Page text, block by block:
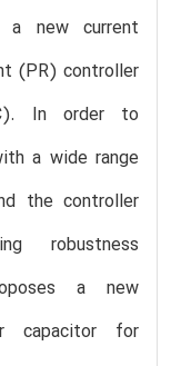
a new current
(PR) controller
In order to
a wide range
the controller
robustness
a new
capacitor for